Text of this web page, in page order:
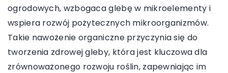
ogrodowych, wzbogaca glebę w mikroelementy i
wspiera rozwój pożytecznych mikroorganizmów.
Takie nawożenie organiczne przyczynia się do
tworzenia zdrowej gleby, która jest kluczowa dla
zrównoważonego rozwoju roślin, zapewniając im